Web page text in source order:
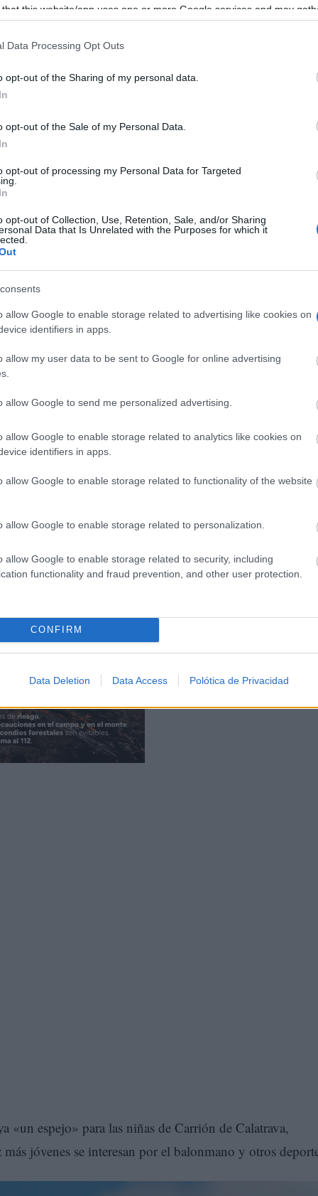
that this website/app uses one or more Google services and may
but not limited to your visit or usage behaviour. You may
consent section.
Data Processing Opt Outs
opt-out of the Sharing of my personal data.
opt-out of the Sale of my Personal Data.
opt-out of processing my Personal Data for Targeted
opt-out of Collection, Use, Retention, Sale, and/or Sharing
Data that Is Unrelated with the Purposes for which it
allow Google to enable storage related to advertising like cookies on
identifiers in apps.
allow my user data to be sent to Google for online advertising
allow Google to send me personalized advertising.
allow Google to enable storage related to analytics like cookies on
identifiers in apps.
allow Google to enable storage related to functionality of the website
allow Google to enable storage related to personalization.
allow Google to enable storage related to security, including
functionality and fraud prevention, and other user protection.
CONFIRM
Data Deletion Data Access Polótica de Privacidad
alcanzado es «fruto del trabajo y la constancia» y ha
los vecinos, el municipio quería reconocer a Elena y
«un espejo» para las niñas de Carrión de Calatrava,
jóvenes se interesan por el balonmano y otros